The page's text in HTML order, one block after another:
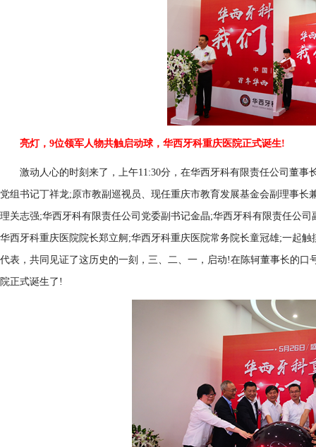
亮灯，9位领军人物共触启动球，华西牙科重庆医院正式诞生!
激动人心的时刻来了，上午11:30分，在华西牙科有限责任公司董事
党组书记丁祥龙;原市教副巡视员、现任重庆市教育发展基金会副理事
理关志强;华西牙科有限责任公司党委副书记金晶;华西牙科有限责任公
华西牙科重庆医院院长郑立舸;华西牙科重庆医院常务院长童冠雄;一起
代表，共同见证了这历史的一刻，三、二、一，启动!在陈轲董事长的
院正式诞生了!